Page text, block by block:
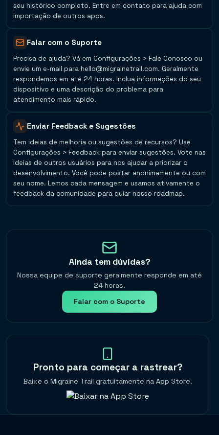
seu histórico completo. Entre em contato para ajuda com
importação de outros apps.
Falar com o Suporte
Precisa de ajuda? Vá em Configurações > Fale Conosco ou
envie um e-mail para hello@migrainetrail.com. Geralmente
respondemos em até 24 horas. Inclua informações do seu
dispositivo e uma descrição do problema para
atendimento mais rápido.
Enviar Feedback e Sugestões
Tem ideias de melhoria ou sugestões de recursos? Use
Configurações > Feedback para enviar sugestões. Vote nas
ideias de outros usuários para nos ajudar a priorizar o
desenvolvimento. Você pode postar anonimamente ou com
seu nome. Lemos cada mensagem e usamos ativamente o
feedback da comunidade para guiar nosso roadmap.
Ainda tem dúvidas?
Nossa equipe de suporte geralmente responde em até
24 horas.
Falar com o Suporte
Pronto para começar a rastrear?
Baixe o Migraine Trail gratuitamente na App Store.